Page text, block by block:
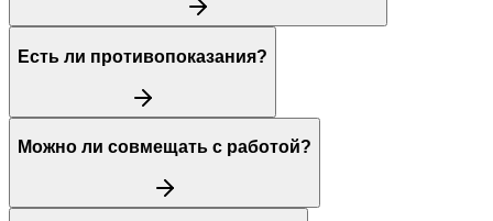
Есть ли противопоказания?
Можно ли совмещать с работой?